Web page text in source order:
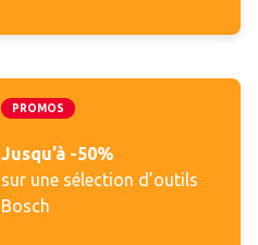
PROMOS
Jusqu’à -50%
sur une sélection d’outils
Bosch